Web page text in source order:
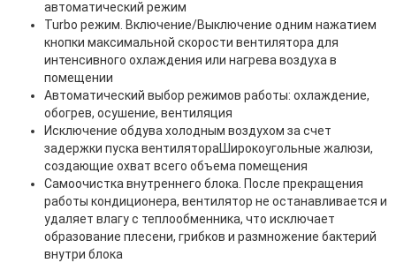
автоматический режим
Turbo режим. Включение/Выключение одним нажатием
кнопки максимальной скорости вентилятора для
интенсивного охлаждения или нагрева воздуха в
помещении
Автоматический выбор режимов работы: охлаждение,
обогрев, осушение, вентиляция
Исключение обдува холодным воздухом за счет
задержки пуска вентилятораШирокоугольные жалюзи,
создающие охват всего объема помещения
Самоочистка внутреннего блока. После прекращения
работы кондиционера, вентилятор не останавливается и
удаляет влагу с теплообменника, что исключает
образование плесени, грибков и размножение бактерий
внутри блока